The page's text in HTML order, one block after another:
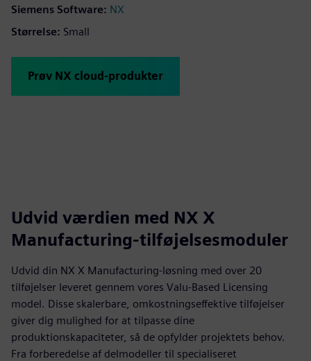
Siemens Software: NX
Størrelse: Small
Prøv NX cloud-produkter
Udvid værdien med NX X
Manufacturing-tilføjelsesmoduler
Udvid din NX X Manufacturing-løsning med over 20
tilføjelser leveret gennem vores Valu-Based Licensing
model. Disse skalerbare, omkostningseffektive tilføjelser
giver dig mulighed for at tilpasse dine
produktionskapaciteter, så de opfylder projektets behov.
Fra forberedelse af delmodeller til specialiseret